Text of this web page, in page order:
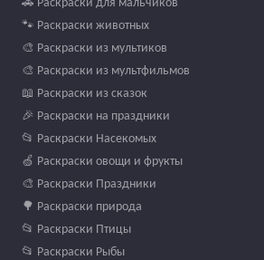
🐾 Раскраски животных
🎨 Раскраски из мультиков
🎨 Раскраски из мультфильмов
📖 Раскраски из сказок
🎉 Раскраски на праздники
📂 Раскраски Насекомых
🍏 Раскраски овощи и фрукты
🎨 Раскраски Праздники
🌳 Раскраски природа
📂 Раскраски Птицы
📂 Раскраски Рыбы